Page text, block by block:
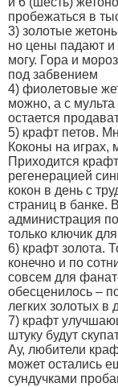
пробежаться в
3) золотые
но цены падают и
могу. Гора и
под забвением
4) фиолетовые
можно, а с
остается
5) крафт петов.
Коконы на играх,
Приходится
регенерацией
кокон в день с
страниц в банке.
администрация
только ключик
6) крафт золота.
конечно и по
совсем для
обесценилось –
легких золотых в
7) крафт
штуку будут
Ау, любители
может остались
сундучками